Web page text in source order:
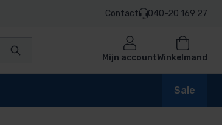
Contact 040-20 169 27
Mijn accountWinkelmand
Sale